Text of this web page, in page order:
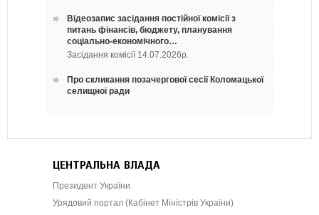
Відеозапис засідання постійної комісії з
питань фінансів, бюджету, планування
соціально-економічного…
Засідання комісії 14.07.2026р.
Про скликання позачергової сесії Коломацької
селищної ради
ЦЕНТРАЛЬНА ВЛАДА
Президент України
Урядовий портал (Кабінет Міністрів України)